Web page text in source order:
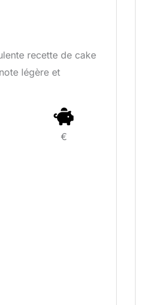
recette de cake
légère et
€